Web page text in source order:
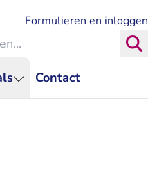
Contact
Formulieren en inloggen
de Rechtspraak